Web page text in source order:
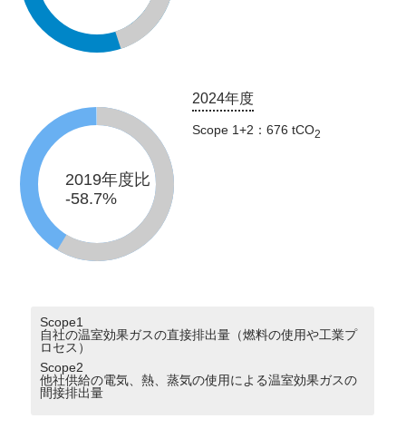
2019年度比
-58.7%
2024年度
Scope 1+2：676 tCO2
Scope1
自社の温室効果ガスの直接排出量（燃料の使用や工業プ
ロセス）
Scope2
他社供給の電気、熱、蒸気の使用による温室効果ガスの
間接排出量